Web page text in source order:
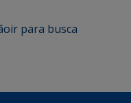
ir para busca